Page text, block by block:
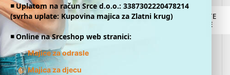
◾️ Uplatom na račun Srce d.o.o.: 3387302220478214
(svrha uplate: Kupovina majica za Zlatni krug)
◾️ Online na Srceshop web stranici:
👕Majice za odrasle
👕Majica za djecu
DONATE
ONLINE
Tuzla:
+387 35 266 306